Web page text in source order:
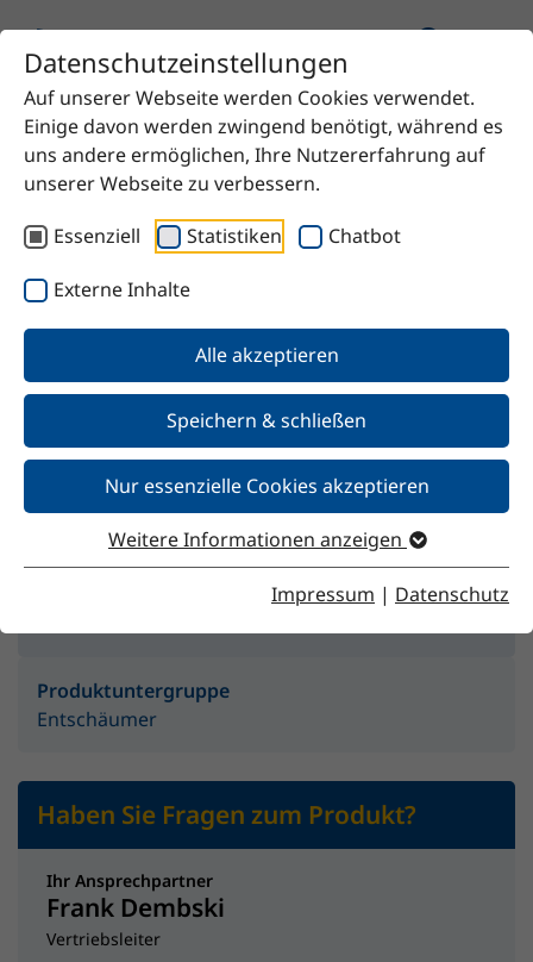
Datenschutzeinstellungen
Auf unserer Webseite werden Cookies verwendet.
Einige davon werden zwingend benötigt, während es
uns andere ermöglichen, Ihre Nutzererfahrung auf
unserer Webseite zu verbessern.
Essenziell
Statistiken Chatbot
Externe Inhalte
Alle akzeptieren
Speichern & schließen
Nur essenzielle Cookies akzeptieren
Weitere Informationen anzeigen
Impressum | Datenschutz
Startseite Produkt UNIQ®FLOW 376 S
UNIQ®FLOW 376 S
Merkmale
Produktuntergruppe
Entschäumer
Haben Sie Fragen zum Produkt?
Ihr Ansprechpartner
Frank Dembski
Vertriebsleiter